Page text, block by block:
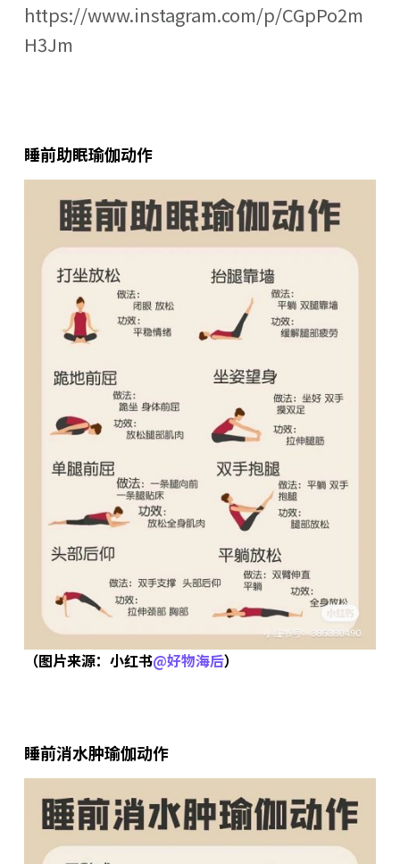
https://www.instagram.com/p/CGpPo2m
H3Jm
睡前助眠瑜伽动作
（图片来源：小红书@好物海后）
睡前消水肿瑜伽动作